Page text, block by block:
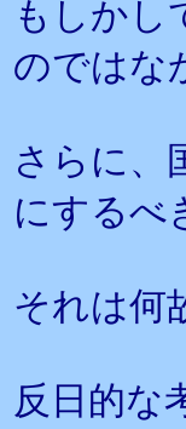
もしかし
のではな
さらに、
にするべ
それは何
反日的な